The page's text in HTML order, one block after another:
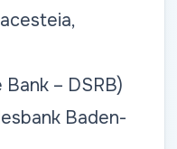
– DSRB)
Baden-